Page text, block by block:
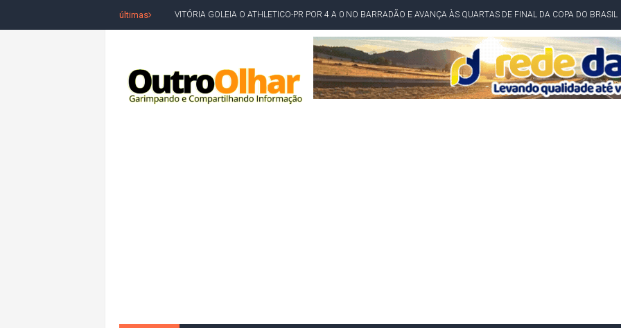
últimas VITÓRIA GOLEIA O ATHLETICO-PR POR 4 A 0 NO BARRADÃO E AVANÇA ÀS QUARTAS DE FINAL DA COPA DO BRASIL
BAHIA TEM PIOR DESEMPENHO DO NORDESTE NO ENSINO MÉDIO E LANTERNA NACIONAL NO ENSINO
MILEI CHAMA LULA DE "LADRÃO E CORRUPTO" E ELEVA TENSÃO DIPLOMÁTICA ENTRE BRASIL E ARGENTINA
ACM NETO LIDERA EM TODOS OS CENÁRIOS DA NOVA PESQUISA PARANÁ PARA O GOVERNO DA BAHIA